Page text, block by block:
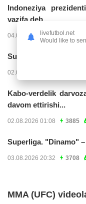
Indoneziya
vazifa deb...
04.08.2026 02:11 14205
Superliga. “Buxoro” -
02.08.2026 03:08
Kabo-verdelik
davom ettirishi...
02.08.2026 01:08 3885
Superliga. "Dinamo"
03.08.2026 20:32 3708
MMA (UFC)
livefutbol.net
Would like to